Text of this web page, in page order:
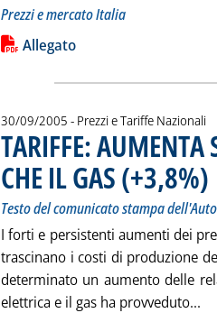
Prezzi e mercato Italia
Leggi tutta la notizia: 'GLI
Lista allegati PDF alla
Allegato
30/09/2005 - Prezzi e Tariffe Nazionali
TARIFFE:
CHE IL GAS (+3,8%)
Testo del comunicato stampa
I forti e persistenti aumenti dei
trascinano i costi di produzione
determinato un aumento delle
elettrica e il gas ha provveduto...